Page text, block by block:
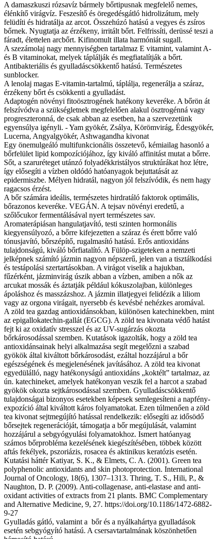
A damaszkuszi rózsavíz bármely bőrtipusnak megfelelő nemes,
élénkítő virágvíz. Feszesítő és öregedésgátló hidrolizátum, mely
felüdíti és hidratálja az arcot. Összehúzó hatású a vegyes és zsíros
bőrnek. Nyugtatja az érzékeny, irritált bőrt. Felfrissíti, derüssé teszi a
fáradt, élettelen arcbőrt. Kifinomult illata harmóniát sugall.
A szezámolaj nagy mennyiségben tartalmaz E vitamint, valamint A-
és B vitaminokat, melyek táplálják és megfiatalítják a bőrt.
Antibakteriális és gyulladáscsökkentő hatású. Természetes
sunblocker.
A lenolaj magas E-vitamin-tartalmú, táplálja, regenerálja a száraz,
érzékeny bőrt és csökkenti a gyulladást.
Adaptogén növényi fitoösztrogének hatékony keveréke. A bőrön át
felszívódva a szükségletnek megfelelően alakul ösztrogénná vagy
progreszteronná, de csak abban az esetben, ha a szervezetünk
egyensúlya igényli. - Yam gyökér, Zsálya, Körömvirág, Édesgyökér,
Lucerna, Angyalgyökér, Ashwagandha kivonat
Egy önemulgeáló multifunkcionális összetevő, kémiailag hasonló a
bőrfelület lipid kompozíciójához, így kiváló affinitást mutat a bőrre.
Sőt, a szaruréteget utánzó folyadékkristályos struktúrákat hoz létre,
így elősegíti a vízben oldódó hatóanyagok bejuttatását az
epidermiszbe. Mélyen hidratál, nagyon jól felszívódik, és nem hagy
ragacsos érzést.
A bőr számára ideális, természetes hirdratáló faktorok optimális,
bőrazonos keveréke. VEGÁN. A tejsav növényi eredetű, a
szőlőcukor fermentálásával nyert természetes sav.
Aromaterápiásan hangulatjavító, testi szinten hormonális
kiegyensúlyozó, a bőrre kifejezetten a száraz és érett bőrre való
tónusjavító, bőrszépítő, rugalmasító hatású. Erős antioxidáns
tulajdonságú, kiváló bőrfiatalító. A Fülöp-szigeteken a nemzeti
jelképnek számító jázmin nagyon népszerű, jelen van a tisztálkodási
és testápolási szertartásokban. A virágot viselik a hajukban,
fűzérként, jázminvirág úszik abban a vízben, amiben a nők az
arcukat mossák és áztatják például kókuszolajban, különleges
ápoláshoz és masszázshoz. A jázmin illatjegyei felidézik a liliom
vagy az orgona virágait, nyersebb és kevésbé nehézkes aromával.
A zöld tea gazdag antioxidánsokban, különösen katechinekben, mint
az epigallokatechin-gallát (EGCG). A zöld tea kivonata védő hatást
fejt ki az oxidatív stresszel és az UV-sugárzás okozta
bőrkárosodással szemben. Kutatások igazolták, hogy a zöld tea
antioxidánsainak helyi alkalmazása segít megelőzni a szabad
gyökök által kiváltott bőrkárosodást, ezáltal hozzájárul a bőr
egészségének és megjelenésének javításához. A zöld tea kivonat
egyedülálló, nagy hatékonyságú antioxidáns „koktélt” tartalmaz, az
ún. katechineket, amelyek hatékonyan veszik fel a harcot a szabad
gyökök okozta sejtkárosodással szemben. Gyulladáscsökkentő
tulajdonságai bizonyos esetekben képesek semlegesíteni a napfény-
expozíció által kiváltott káros folyamatokat. Ezen túlmenően a zöld
tea kivonat sejtmegújító hatással rendelkezik: elősegíti az idősödő
bőrsejtek regenerációját, támogatja a bőr megújulását, valamint
hozzájárul a sebgyógyulási folyamatokhoz. Ismert hatóanyag
számos bőrprobléma kezelésének kiegészítésében, többek között
aftás fekélyek, pszoriázis, rosacea és aktinikus keratózis esetén.
Kutatási háttér Katiyar, S. K., & Elmets, C. A. (2001). Green tea
polyphenolic antioxidants and skin photoprotection. International
Journal of Oncology, 18(6), 1307–1313. Thring, T. S., Hili, P., &
Naughton, D. P. (2009). Anti-collagenase, anti-elastase and anti-
oxidant activities of extracts from 21 plants. BMC Complementary
and Alternative Medicine, 9, 27. https://doi.org/10.1186/1472-6882-
9-27
Gyulladás gátló, valamint a bőr és a nyálkahártya gyulladások
esetén sebgyógyító hatású. A csersavtartalmának köszönhetően